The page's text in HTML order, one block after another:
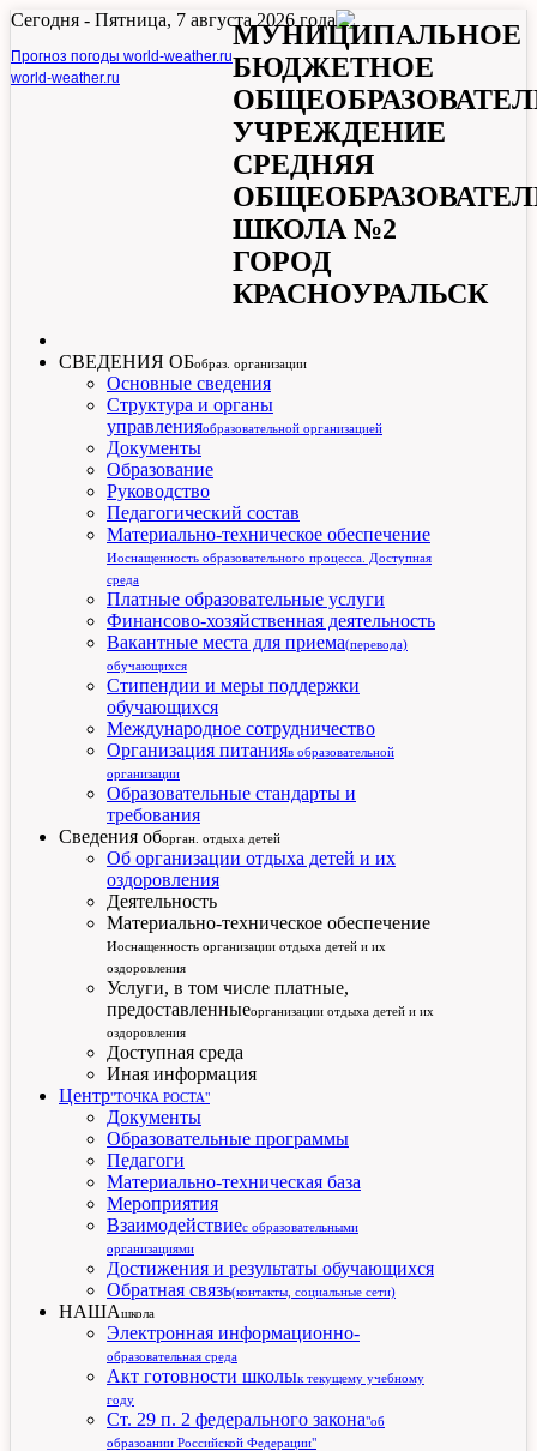
Сегодня - Пятница, 7 августа 2026 года
Прогноз погоды world-weather.ru
world-weather.ru
МУНИЦИПАЛЬНОЕ
БЮДЖЕТНОЕ
УЧРЕЖДЕНИЕ
СРЕДНЯЯ
ШКОЛА №2
ГОРОД
КРАСНОУРАЛЬСК
СВЕДЕНИЯ ОБобраз. организации
Основные сведения
Структура и органы
управленияобразовательной организацией
Документы
Образование
Руководство
Педагогический состав
Материально-техническое обеспечение
иоснащенность образовательного процесса. Доступная
среда
Платные образовательные услуги
Финансово-хозяйственная деятельность
Вакантные места для приема(перевода)
обучающихся
Стипендии и меры поддержки
обучающихся
Международное сотрудничество
Организация питанияв образовательной
организации
Образовательные стандарты и
требования
Сведения оборган. отдыха детей
Об организации отдыха детей и их
оздоровления
Деятельность
Материально-техническое обеспечение
иоснащенность организации отдыха детей и их
оздоровления
Услуги, в том числе платные,
предоставленныеорганизации отдыха детей и их
оздоровления
Доступная среда
Иная информация
Центр"ТОЧКА РОСТА"
Документы
Образовательные программы
Педагоги
Материально-техническая база
Мероприятия
Взаимодействиес образовательными
организациями
Достижения и результаты обучающихся
Обратная связь(контакты, социальные сети)
НАШАшкола
Электронная информационно-
образовательная среда
Акт готовности школык текущему учебному
году
Ст. 29 п. 2 федерального закона"об
образоании Российской Федерации"